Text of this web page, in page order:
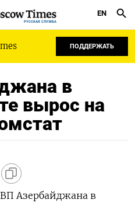
РУССКАЯ СЛУЖБА
EN
ПОДДЕРЖАТЬ
в
вырос на
Азербайджана в